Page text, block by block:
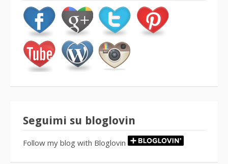
Seguimi su bloglovin
Follow my blog with Bloglovin